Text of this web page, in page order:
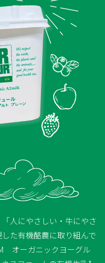
人にやさしい・牛にやさ
た有機酪農に取り組んで
オーガニックヨーグル